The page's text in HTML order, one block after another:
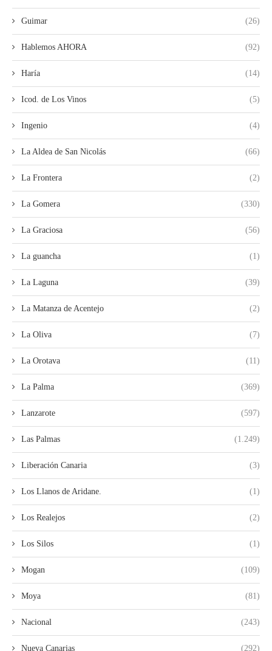
Guimar (26)
Hablemos AHORA (92)
Haría (14)
Icod. de Los Vinos (5)
Ingenio (4)
La Aldea de San Nicolás (66)
La Frontera (2)
La Gomera (330)
La Graciosa (56)
La guancha (1)
La Laguna (39)
La Matanza de Acentejo (2)
La Oliva (7)
La Orotava (11)
La Palma (369)
Lanzarote (597)
Las Palmas (1.249)
Liberación Canaria (3)
Los Llanos de Aridane. (1)
Los Realejos (2)
Los Silos (1)
Mogan (109)
Moya (81)
Nacional (243)
Nueva Canarias (292)